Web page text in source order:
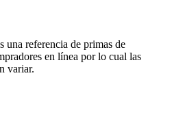
una referencia de primas de
en línea por lo cual las
variar.